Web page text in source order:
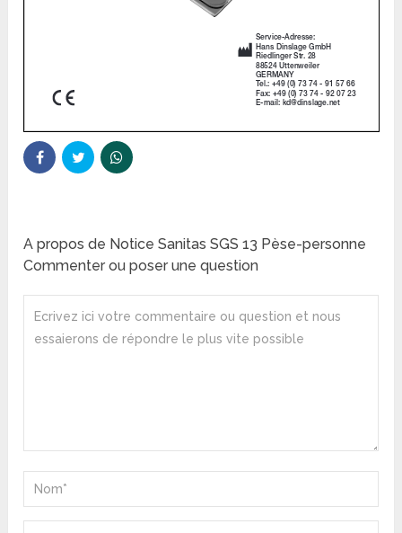
A propos de Notice Sanitas SGS 13 Pèse-personne
Commenter ou poser une question